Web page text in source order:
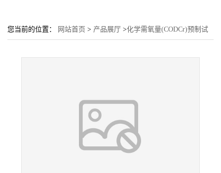
您当前的位置： 网站首页 > 产品展厅 >化学需氧量(CODCr)预制试